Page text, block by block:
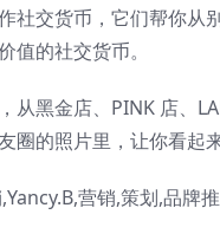
社交货币，它们帮你
值的社交货币。
从黑金店、PINK 店、
圈的照片里，让你看起来